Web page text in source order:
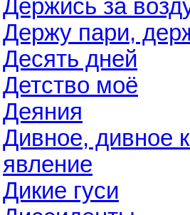
Держись за
Держу пари,
Десять дней
Детство моё
Деяния
Дивное, дивное
явление
Дикие гуси